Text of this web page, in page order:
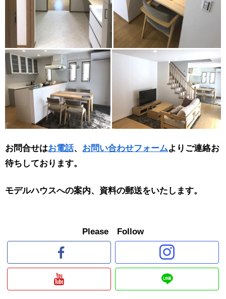
お問合せはお電話、 お問い合わせフォームよりご連絡お
待ちしております。
モデルハウスへの案内、資料の郵送をいたします。
Please Follow